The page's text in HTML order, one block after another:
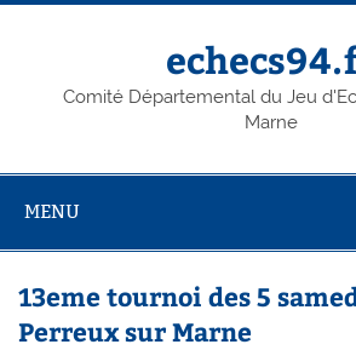
Skip
Comité Départemental du Jeu
Marne
MENU
13eme tournoi des 5
Perreux sur Marne